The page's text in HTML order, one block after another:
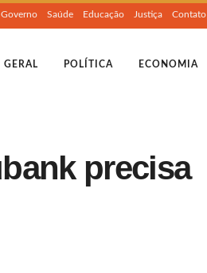
Governo Saúde Educação Justiça Contato
GERAL POLÍTICA ECONOMIA
precisa